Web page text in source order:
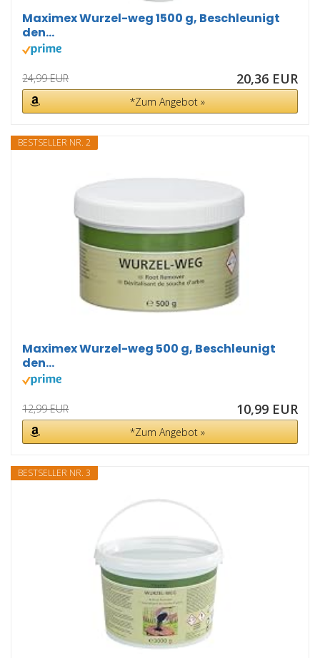
Maximex Wurzel-weg 1500 g, Beschleunigt
den...
24,99 EUR 20,36 EUR
*Zum Angebot »
BESTSELLER NR. 2
Maximex Wurzel-weg 500 g, Beschleunigt
den...
12,99 EUR 10,99 EUR
*Zum Angebot »
BESTSELLER NR. 3